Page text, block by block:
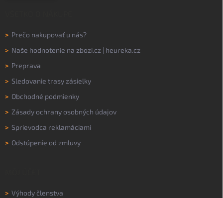
> Prečo nakupovať u nás?
> Naše hodnotenie na zbozi.cz heureka.cz
> Preprava
> Sledovanie trasy zásielky
> Obchodné podmienky
> Zásady ochrany osobných údajov
> Sprievodca reklamáciami
> Odstúpenie od zmluvy
> Výhody členstva